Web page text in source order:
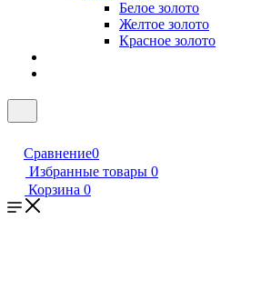
Белое золото
Желтое золото
Красное золото
Сравнение0
Избранные товары 0
Корзина 0